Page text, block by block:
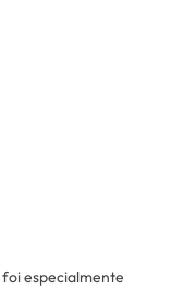
foi especialmente